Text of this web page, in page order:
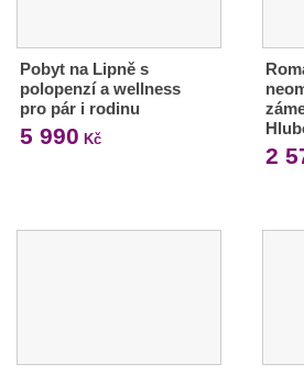
Pobyt na Lipně s
polopenzí a wellness
pro pár i rodinu
5 990 Kč
2